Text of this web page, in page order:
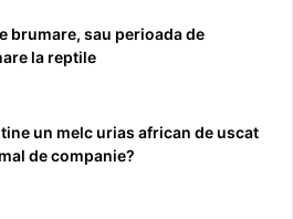
brumare, sau perioada de
la reptile
un melc urias african de uscat
de companie?